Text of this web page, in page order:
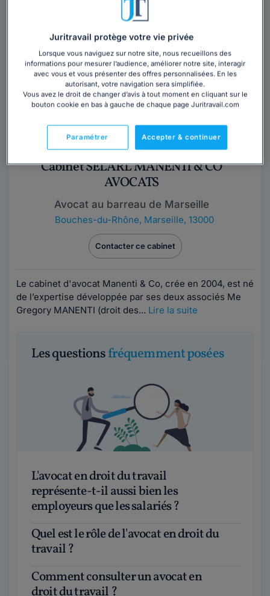
intervient en Conseil et en Contentieux sur les
domaines exclusifs du droit du travail et...
Cabinet SELARL MANENTI & CO
AVOCATS
Avocat au barreau de Marseille
Bouches-du-Rhône, Marseille, 13000
Contacter ce cabinet
Le cabinet d'avocat Manenti & Co, crée en 2004, est né
de l’expertise développée par ses deux associés Me
Gregory MANENTI (droit des... Lire la suite
Les questionsfréquemment posées
L'avocat en droit du travail
représente-t-il aussi bien les
employeurs que les salariés ?
Quel est le rôle de l'avocat en droit du
travail ?
Comment consulter un avocat en
droit du travail ?
Juritravail protège votre vie privée
Lorsque vous naviguez sur notre site, nous recueillons des
informations pour mesurer l’audience, améliorer notre site, interagir
avec vous et vous présenter des offres personnalisées. En les
autorisant, votre navigation sera simplifiée.
Vous avez le droit de changer d’avis à tout moment en cliquant sur le
bouton cookie en bas à gauche de chaque page Juritravail.com
Accepter & continuer
Paramétrer